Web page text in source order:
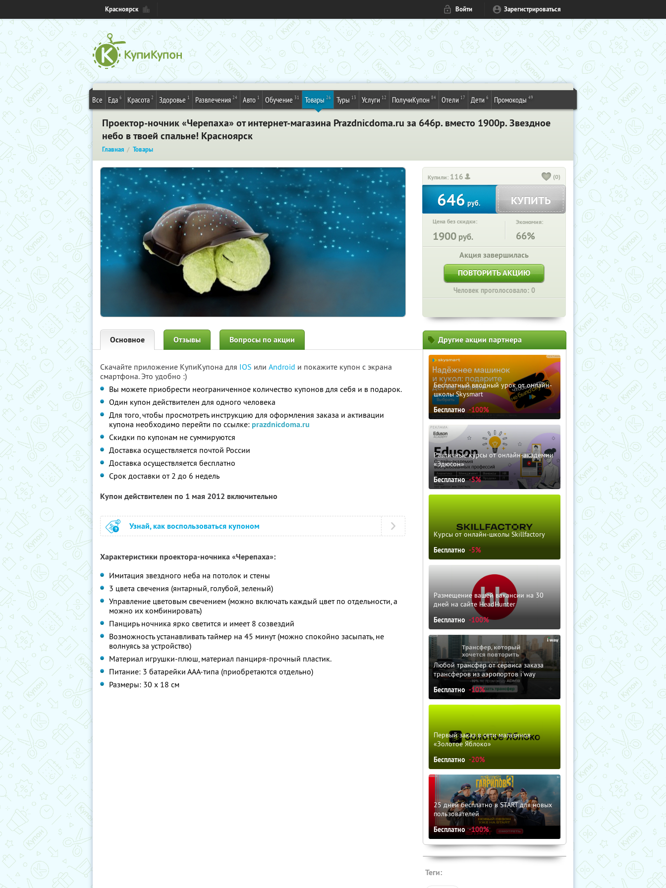
Красноярск Войти Зарегистрироваться
Все Еда 6 Красота 2 Здоровье 1 Развлечения 24 Авто 1 Обучение 31 Товары 26 Туры 13 Услуги 12 ПолучиКупон 84 Отели 17 Дети 6 Промокоды 49
Проектор-ночник «Черепаха» от интернет-магазина Prazdnicdoma.ru за 646р. вместо 1900р. Звездное
небо в твоей спальне! Красноярск
Главная Товары
Купили: 116 (0)
646 руб. КУПИТЬ
Цена без скидки:
1900 руб.
Экономия:
66%
Акция завершилась
ПОВТОРИТЬ АКЦИЮ
Человек проголосовало: 0
Основное Отзывы Вопросы по акции
Скачайте приложение КупиКупона для IOS или Android и покажите купон с экрана
смартфона. Это удобно :)
Вы можете приобрести неограниченное количество купонов для себя и в подарок.
Один купон действителен для одного человека
Для того, чтобы просмотреть инструкцию для оформления заказа и активации
купона необходимо перейти по ссылке: prazdnicdoma.ru
Скидки по купонам не суммируются
Доставка осуществляется почтой России
Доставка осуществляется бесплатно
Срок доставки от 2 до 6 недель
Купон действителен по 1 мая 2012 включительно
Узнай, как воспользоваться купоном
Характеристики проектора-ночника «Черепаха»:
Имитация звездного неба на потолок и стены
3 цвета свечения (янтарный, голубой, зеленый)
Управление цветовым свечением (можно включать каждый цвет по отдельности, а
можно их комбинировать)
Панцирь ночника ярко светится и имеет 8 созвездий
Возможность устанавливать таймер на 45 минут (можно спокойно засыпать, не
волнуясь за устройство)
Материал игрушки-плюш, материал панциря-прочный пластик.
Питание: 3 батарейки ААА-типа (приобретаются отдельно)
Размеры: 30 х 18 см
Другие акции партнера
Бесплатный вводный урок от онлайн-
школы Skysmart
Бесплатно -100%
Различные курсы от онлайн-академии
«Эдюсон»
Бесплатно -5%
Курсы от онлайн-школы Skillfactory
Бесплатно -5%
Размещение вашей вакансии на 30
дней на сайте HeadHunter
Бесплатно -100%
Любой трансфер от сервиса заказа
трансферов из аэропортов i'way
Бесплатно -10%
Первый заказ в сети магазинов
«Золотое Яблоко»
Бесплатно -20%
25 дней бесплатно в START для новых
пользователей
Бесплатно -100%
Теги: